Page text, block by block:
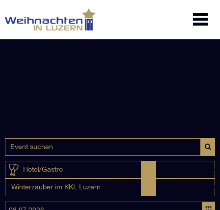
Hotel/Gastro
Winterzauber im KKL Luzern